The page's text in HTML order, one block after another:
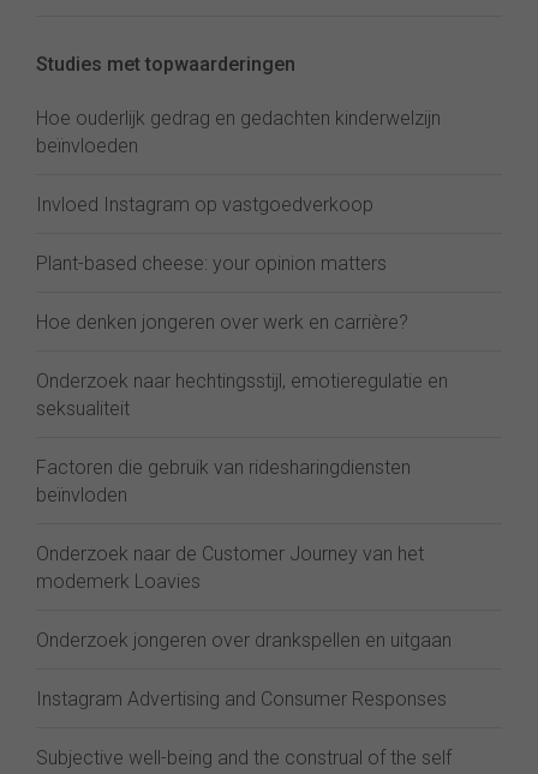
Studies met topwaarderingen
Hoe ouderlijk gedrag en gedachten kinderwelzijn
beïnvloeden
Invloed Instagram op vastgoedverkoop
Plant-based cheese: your opinion matters
Hoe denken jongeren over werk en carrière?
Onderzoek naar hechtingsstijl, emotieregulatie en
seksualiteit
Factoren die gebruik van ridesharingdiensten
beïnvloden
Onderzoek naar de Customer Journey van het
modemerk Loavies
Onderzoek jongeren over drankspellen en uitgaan
Instagram Advertising and Consumer Responses
Subjective well-being and the construal of the self